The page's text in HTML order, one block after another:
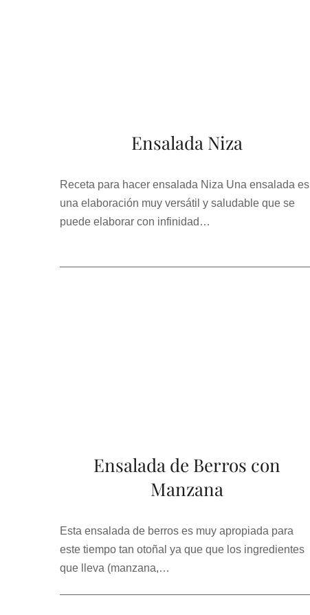
Ensalada Niza
Receta para hacer ensalada Niza Una ensalada es
una elaboración muy versátil y saludable que se
puede elaborar con infinidad…
Ensalada de Berros con
Manzana
Esta ensalada de berros es muy apropiada para
este tiempo tan otoñal ya que que los ingredientes
que lleva (manzana,…